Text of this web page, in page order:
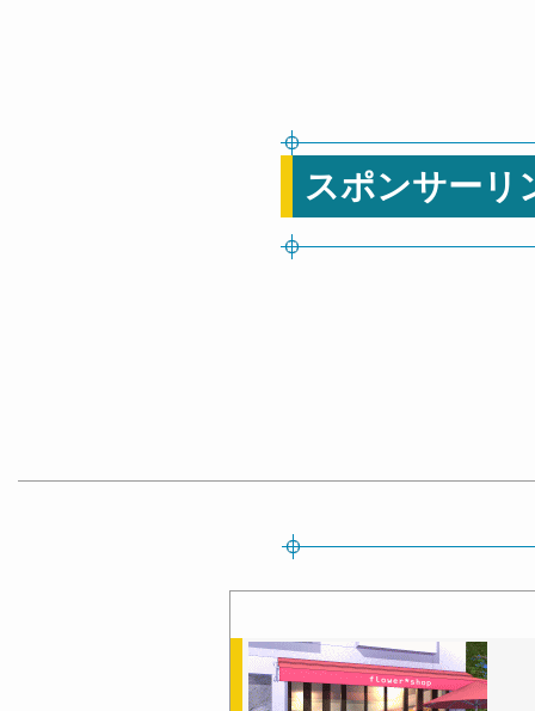
スポンサーリ